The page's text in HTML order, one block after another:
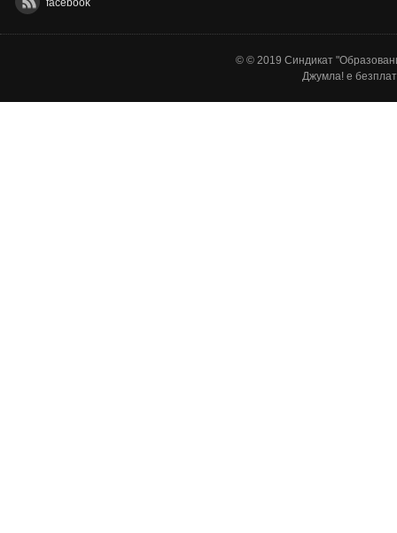
facebook
© © 2019 Синдикат
Джумла! е